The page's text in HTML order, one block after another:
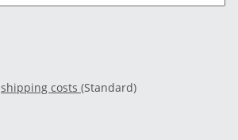
shipping costs (Standard)